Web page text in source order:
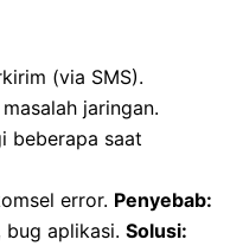
(via SMS).
jaringan.
beberapa saat
error. Penyebab:
bug aplikasi. Solusi: